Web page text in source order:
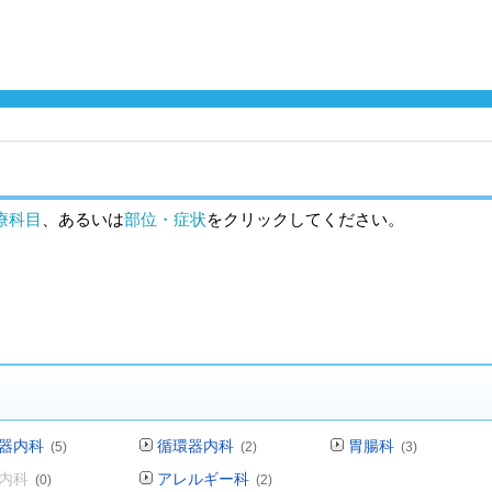
科目 、あるいは部位・症状をクリックしてください。
内科 (5) 循環器内科 (2) 胃腸科 (3)
科 (0) アレルギー科 (2)